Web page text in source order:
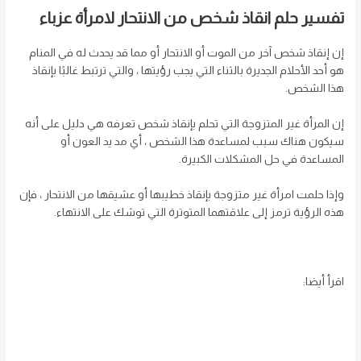
تفسير حلم انقاذ شخص من الانتحار لامرأة عزباء
إن إنقاذ شخص آخر من الموت أو الانتحار أو مما قد يحدث له في المنام
هو أحد الأحلام الجديرة بالثناء التي يجب رؤيتها ، والتي ترتبط غالبًا بإنقاذ
هذا الشخص.
إن المرأة غير المتزوجة التي تحلم بإنقاذ شخص تعرفه هي دليل على أنه
سيكون هناك سبب لمساعدة هذا الشخص ، أي مد يد العون أو
المساعدة في حل المشكلات الكبيرة.
وإذا حلمت امرأة غير متزوجة بإنقاذ خطيبها أو عشيقها من الانتحار ، فإن
هذه الرؤية ترمز إلى علاقتهما المتوترة التي توشك على الانتهاء.
اقرأ أيضا: